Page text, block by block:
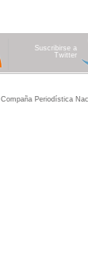
Suscribirse a
Twitter
Compaña Periodística